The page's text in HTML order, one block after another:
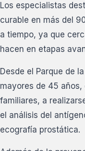
Los especialistas
curable en más del
a tiempo, ya que
hacen en etapas
Desde el Parque de
mayores de 45
familiares, a
el análisis del
ecografía prostática.